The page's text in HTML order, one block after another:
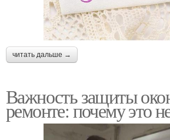
читать дальше →
Важность защиты
ремонте: почему это